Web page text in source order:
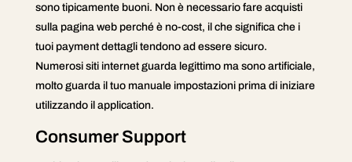
sono tipicamente buoni. Non è necessario fare acquisti
sulla pagina web perché è no-cost, il che significa che i
tuoi payment dettagli tendono ad essere sicuro.
Numerosi siti internet guarda legittimo ma sono artificiale,
molto guarda il tuo manuale impostazioni prima di iniziare
utilizzando il application.
Consumer Support